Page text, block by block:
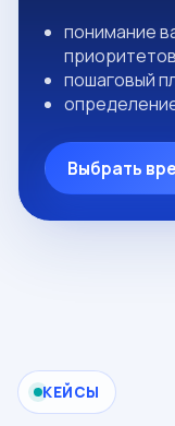
понимание
приоритетов
пошаговый
Выбрать
КЕЙСЫ